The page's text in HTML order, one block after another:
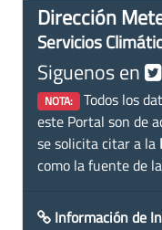
Dirección
Servicios
Siguenos en
NOTA: Todos los
este Portal son de
se solicita citar a la
como la fuente de
Información de